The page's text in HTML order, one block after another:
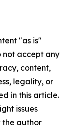
"as is"
not accept any
content,
legality, or
in this article.
issues
the author